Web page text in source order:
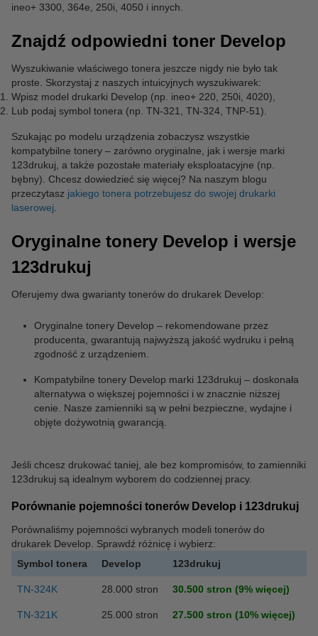
ineo+ 3300, 364e, 250i, 4050 i innych.
Znajdź odpowiedni toner Develop
Wyszukiwanie właściwego tonera jeszcze nigdy nie było tak
proste. Skorzystaj z naszych intuicyjnych wyszukiwarek:
Wpisz model drukarki Develop (np. ineo+ 220, 250i, 4020),
Lub podaj symbol tonera (np. TN-321, TN-324, TNP-51).
Szukając po modelu urządzenia zobaczysz wszystkie
kompatybilne tonery – zarówno oryginalne, jak i wersje marki
123drukuj, a także pozostałe materiały eksploatacyjne (np.
bębny). Chcesz dowiedzieć się więcej? Na naszym blogu
przeczytasz jakiego tonera potrzebujesz do swojej drukarki
laserowej
Oryginalne tonery Develop i wersje
123drukuj
Oferujemy dwa gwarianty tonerów do drukarek Develop:
Oryginalne tonery Develop – rekomendowane przez
producenta, gwarantują najwyższą jakość wydruku i pełną
zgodność z urządzeniem.
Kompatybilne tonery Develop marki 123drukuj – doskonała
alternatywa o większej pojemności i w znacznie niższej
cenie. Nasze zamienniki są w pełni bezpieczne, wydajne i
objęte dożywotnią gwarancją.
Jeśli chcesz drukować taniej, ale bez kompromisów, to zamienniki
123drukuj są idealnym wyborem do codziennej pracy.
Porównanie pojemności tonerów Develop i 123drukuj
Porównaliśmy pojemności wybranych modeli tonerów do
drukarek Develop. Sprawdź różnicę i wybierz:
Symbol tonera
Develop 123drukuj
TN-324K 28.000 stron 30.500 stron (9% więcej)
TN-321K 25.000 stron 27.500 stron (10% więcej)